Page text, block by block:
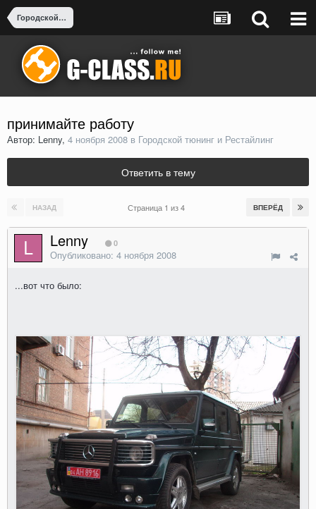
Городской тюнинг и Рестайлинг
принимайте работу
Автор: Lenny, 4 ноября 2008 в Городской тюнинг и Рестайлинг
Ответить в тему
НАЗАД ВПЕРЁД
Страница 1 из 4
Lenny 0
Опубликовано: 4 ноября 2008
...вот что было: